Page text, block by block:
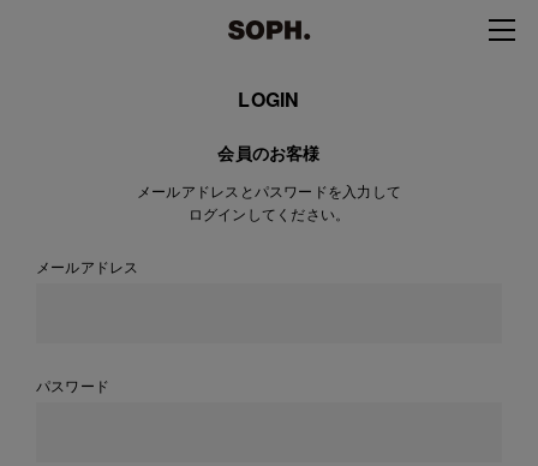
LOGIN
会員のお客様
メールアドレスとパスワードを入力して
ログインしてください。
メールアドレス
パスワード